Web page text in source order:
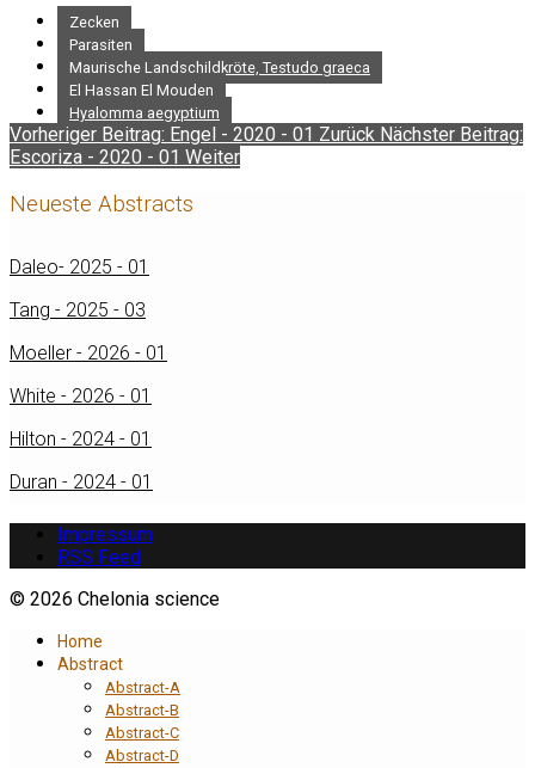
Zecken
Parasiten
Maurische Landschildkröte, Testudo graeca
El Hassan El Mouden
Hyalomma aegyptium
Vorheriger Beitrag: Engel - 2020 - 01 Zurück Nächster Beitrag:
Escoriza - 2020 - 01 Weiter
Neueste Abstracts
Daleo- 2025 - 01
Tang - 2025 - 03
Moeller - 2026 - 01
White - 2026 - 01
Hilton - 2024 - 01
Duran - 2024 - 01
Impressum
RSS Feed
© 2026 Chelonia science
Home
Abstract
Abstract-A
Abstract-B
Abstract-C
Abstract-D